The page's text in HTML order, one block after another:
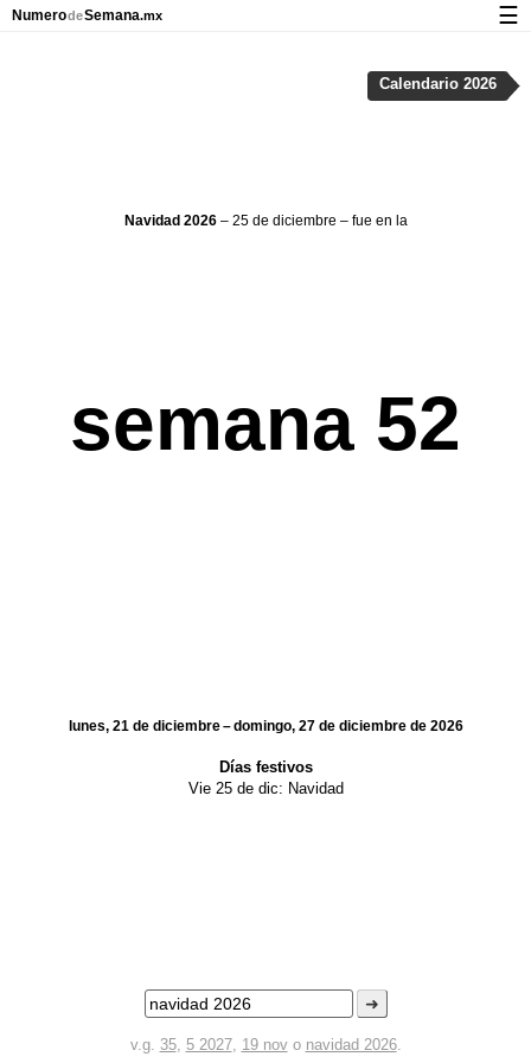
Navidad 2026– 25 de diciembre – fue en la
semana 52
lunes, 21 de diciembre – domingo, 27 de diciembre de 2026
Días festivos
Vie 25 de dic: Navidad
➜
v.g. 35, 5 2027, 19 novo navidad 2026.
Calendario 2026
NumerodeSemana.mx ☰